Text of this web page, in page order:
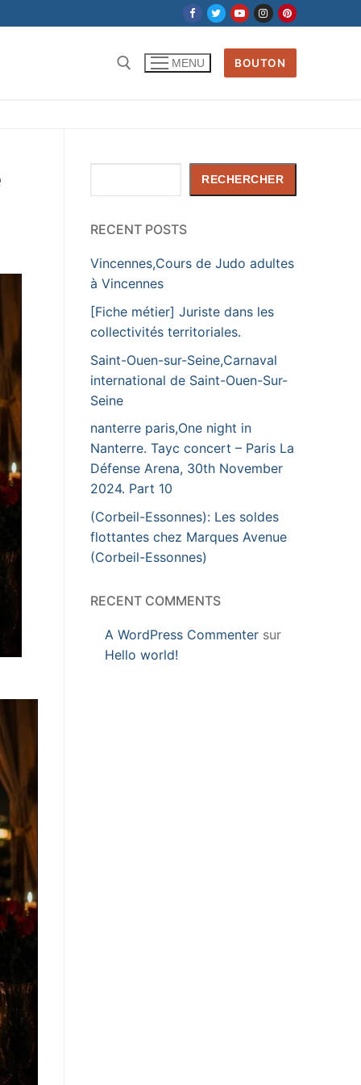
MENU BOUTON
RECHERCHER
RECENT POSTS
Vincennes,Cours de Judo adultes
à Vincennes
[Fiche métier] Juriste dans les
collectivités territoriales.
Saint-Ouen-sur-Seine,Carnaval
international de Saint-Ouen-Sur-
Seine
nanterre paris,One night in
Nanterre. Tayc concert – Paris La
Défense Arena, 30th November
2024. Part 10
(Corbeil-Essonnes): Les soldes
flottantes chez Marques Avenue
(Corbeil-Essonnes)
RECENT COMMENTS
A WordPress Commenter sur
Hello world!